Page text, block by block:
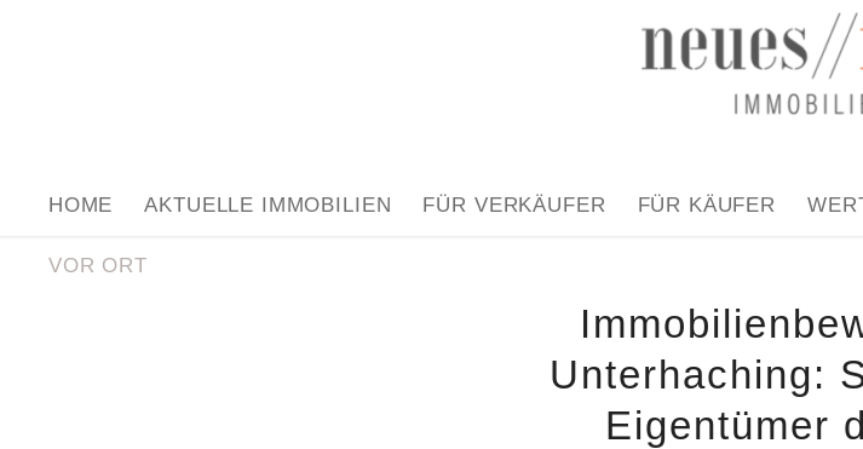
HOME AKTUELLE IMMOBILIEN FÜR VERKÄUFER FÜR KÄUFER
VOR ORT
Unterhaching:
Eigentümer